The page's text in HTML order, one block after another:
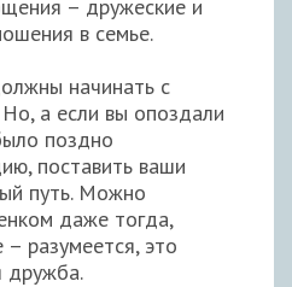
– дружеские и
в семье.
начинать с
а если вы опоздали
поздно
поставить ваши
путь. Можно
даже тогда,
разумеется, это
дружба.